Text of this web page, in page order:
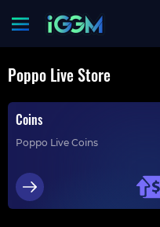
Poppo Live Store
Coins
Poppo Live Coins